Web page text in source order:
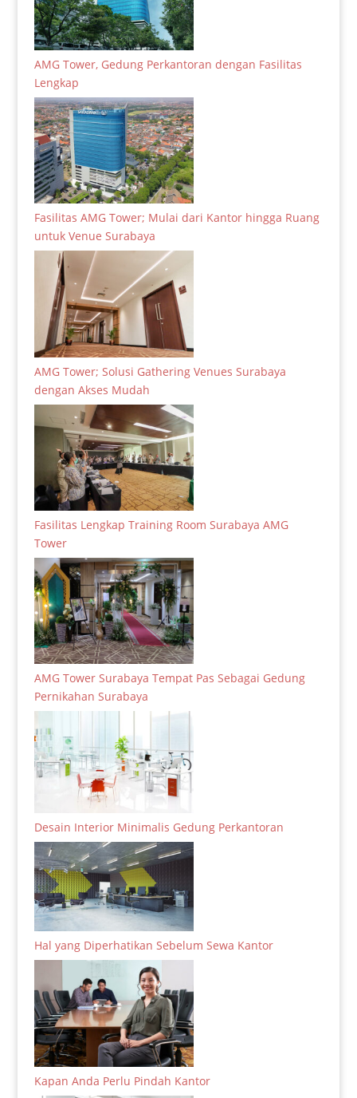
AMG Tower, Gedung Perkantoran dengan Fasilitas
Lengkap
Fasilitas AMG Tower; Mulai dari Kantor hingga Ruang
untuk Venue Surabaya
AMG Tower; Solusi Gathering Venues Surabaya
dengan Akses Mudah
Fasilitas Lengkap Training Room Surabaya AMG
Tower
AMG Tower Surabaya Tempat Pas Sebagai Gedung
Pernikahan Surabaya
Desain Interior Minimalis Gedung Perkantoran
Hal yang Diperhatikan Sebelum Sewa Kantor
Kapan Anda Perlu Pindah Kantor